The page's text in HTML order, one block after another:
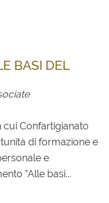
BASI DEL
cui Confartigianato
di formazione e
e
"Alle basi...